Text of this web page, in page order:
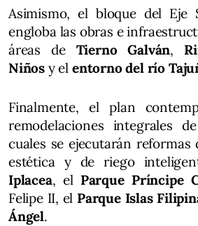
Asimismo, el bloque del Eje
engloba las obras e
áreas de Tierno Galván,
Niños y el entorno del río
Finalmente, el plan
remodelaciones integrales
cuales se ejecutarán reformas
estética y de riego
Iplacea, el Parque Príncipe
Felipe II, el Parque Islas
Ángel.